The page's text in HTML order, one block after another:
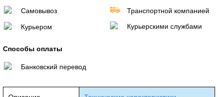
Самовывоз
Курьером
Транспортной компанией
Курьерскими службами
Способы оплаты
Банковский перевод